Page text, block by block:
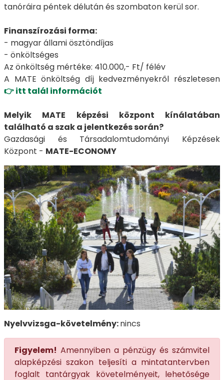
tanóráira péntek délután és szombaton kerül sor.
Finanszírozási forma:
- magyar állami ösztöndíjas
- önköltséges
Az önköltség mértéke: 410.000,- Ft/ félév
A MATE önköltség díj kedvezményekről részletesen
👉 itt talál információt
Melyik MATE képzési központ kínálatában
található a szak a jelentkezés során?
Gazdasági és Társadalomtudományi Képzések
Központ - MATE-ECONOMY
Nyelvvizsga-követelmény:nincs
Figyelem! Amennyiben a pénzügy és számvitel
alapképzési szakon teljesíti a mintatantervben
foglalt tantárgyak követelményeit, lehetősége